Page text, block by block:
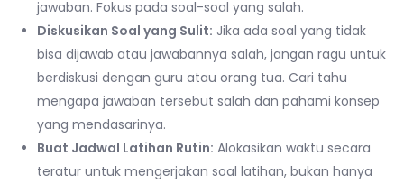
jawaban. Fokus pada soal-soal yang salah.
Diskusikan Soal yang Sulit: Jika ada soal yang tidak
bisa dijawab atau jawabannya salah, jangan ragu untuk
berdiskusi dengan guru atau orang tua. Cari tahu
mengapa jawaban tersebut salah dan pahami konsep
yang mendasarinya.
Buat Jadwal Latihan Rutin: Alokasikan waktu secara
teratur untuk mengerjakan soal latihan, bukan hanya